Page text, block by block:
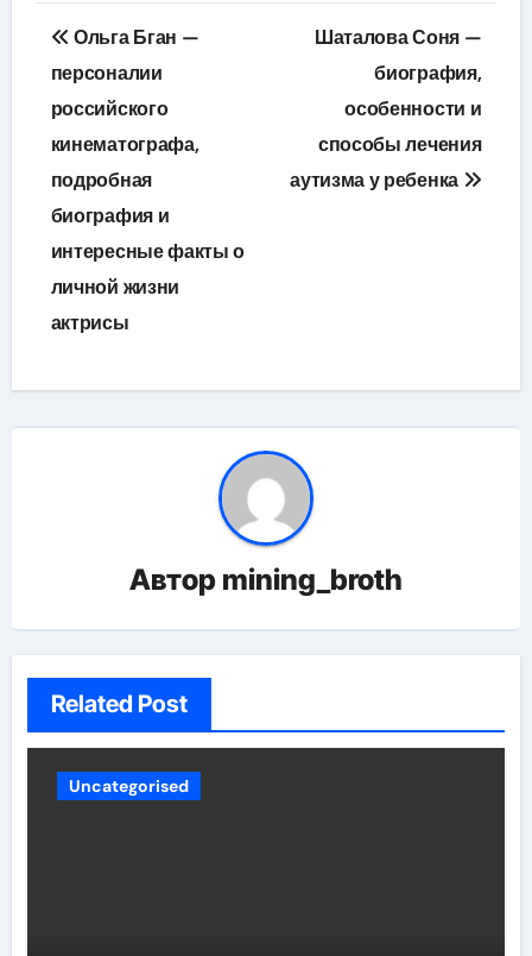
Навигация
по
записям
Ольга Бган —
персоналии
российского
кинематографа,
подробная
биография и
интересные факты о
личной жизни
актрисы
Шаталова Соня —
биография,
особенности и
способы лечения
аутизма у ребенка
Автор mining_broth
Related Post
Uncategorised